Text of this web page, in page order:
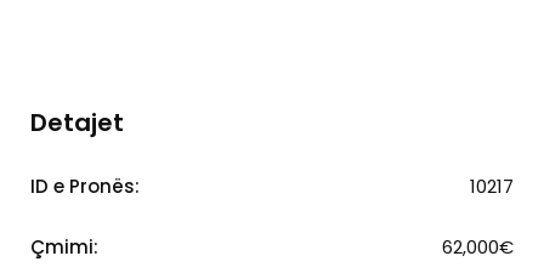
Detajet
ID e Pronës: 10217
Çmimi: 62,000€